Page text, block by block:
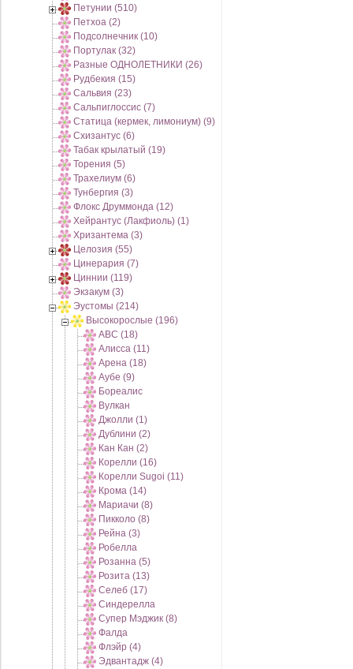
Петунии (510)
Петхоа (2)
Подсолнечник (10)
Портулак (32)
Разные ОДНОЛЕТНИКИ (26)
Рудбекия (15)
Сальвия (23)
Сальпиглоссис (7)
Статица (кермек, лимониум) (9)
Схизантус (6)
Табак крылатый (19)
Торения (5)
Трахелиум (6)
Тунбергия (3)
Флокс Друммонда (12)
Хейрантус (Лакфиоль) (1)
Хризантема (3)
Целозия (55)
Цинерария (7)
Циннии (119)
Экзакум (3)
Эустомы (214)
Высокорослые (196)
АВС (18)
Алисса (11)
Арена (18)
Аубе (9)
Бореалис
Вулкан
Джолли (1)
Дублини (2)
Кан Кан (2)
Корелли (16)
Корелли Sugoi (11)
Крома (14)
Мариачи (8)
Пикколо (8)
Рейна (3)
Робелла
Розанна (5)
Розита (13)
Селеб (17)
Синдерелла
Супер Мэджик (8)
Фалда
Флэйр (4)
Эдвантадж (4)